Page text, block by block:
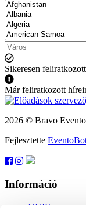
Sikeresen
Már feliratkozott
2026 © Bravo
Fejlesztette
Információ
GYIK